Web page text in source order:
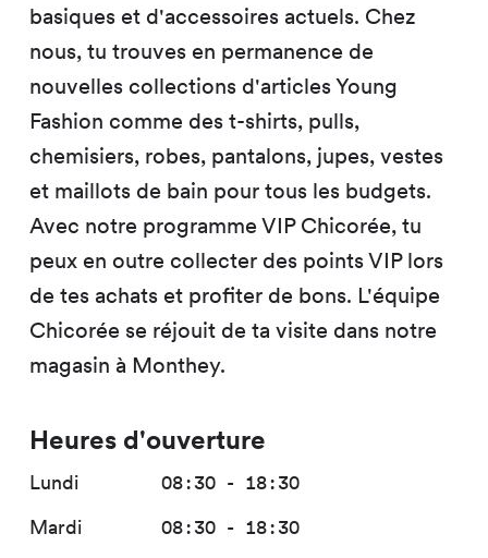
basiques et d'accessoires actuels. Chez
nous, tu trouves en permanence de
nouvelles collections d'articles Young
Fashion comme des t-shirts, pulls,
chemisiers, robes, pantalons, jupes, vestes
et maillots de bain pour tous les budgets.
Avec notre programme VIP Chicorée, tu
peux en outre collecter des points VIP lors
de tes achats et profiter de bons. L'équipe
Chicorée se réjouit de ta visite dans notre
magasin à Monthey.
Heures d'ouverture
Lundi
08:30 - 18:30
Mardi
08:30 - 18:30